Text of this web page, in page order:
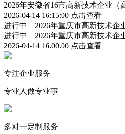
2026年安徽省16市高新技术企业
2026-04-14 16:15:00 点击查看
进行中！2026年重庆市高新技术企
进行中！2026年重庆市高新技术企
2026-04-14 16:00:00 点击查看
专注企业服务
专业人做专业事
多对一定制服务